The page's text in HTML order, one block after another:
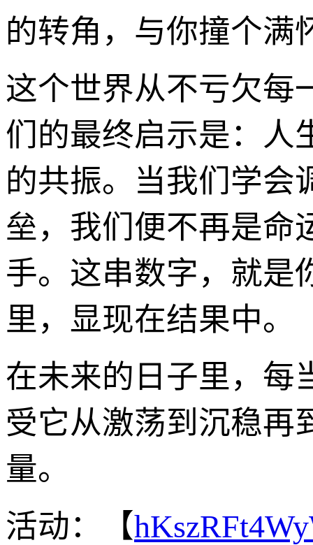
的转角，与你撞个满
这个世界从不亏欠每
们的最终启示是：人
的共振。当我们学会
垒，我们便不再是命
手。这串数字，就是
里，显现在结果中。
在未来的日子里，每
受它从激荡到沉稳再
量。
活动：【